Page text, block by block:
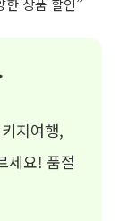
한 상품 할인”
지여행,
세요! 품절